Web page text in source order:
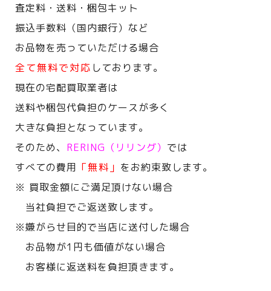
査定料・送料・梱包キット
振込手数料（国内銀行）など
お品物を売っていただける場合
全て無料で対応 しております。
現在の宅配買取業者は
送料や梱包代負担のケースが多く
大きな負担となっています。
そのため、 RERING（リリング） では
すべての費用 「無料」 をお約束致します。
※ 買取金額にご満足頂けない場合
当社負担でご返送致します。
※嫌がらせ目的で当店に送付した場合
お品物が1円も価値がない場合
お客様に返送料を負担頂きます。